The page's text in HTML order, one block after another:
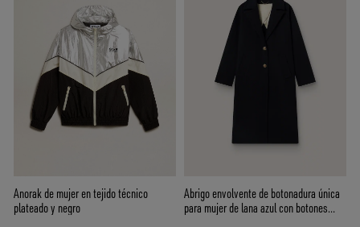
Anorak de mujer en tejido técnico
plateado y negro
Abrigo envolvente de botonadura única
para mujer de lana azul con botones